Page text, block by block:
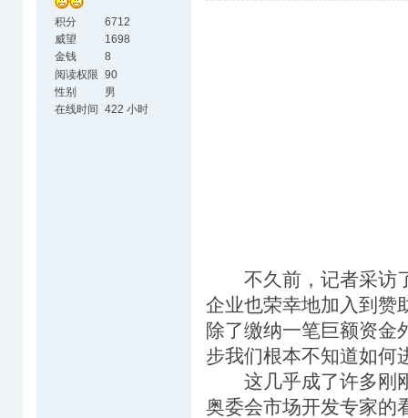
积分
6712
威望
1698
金钱
8
阅读权限 90
性别
男
在线时间
422 小时
不久前，记者采访了
企业也荣幸地加入到赞
除了缴纳一笔巨额资金
步我们根本不知道如何
这几乎成了许多刚刚
奥委会市场开发专家的